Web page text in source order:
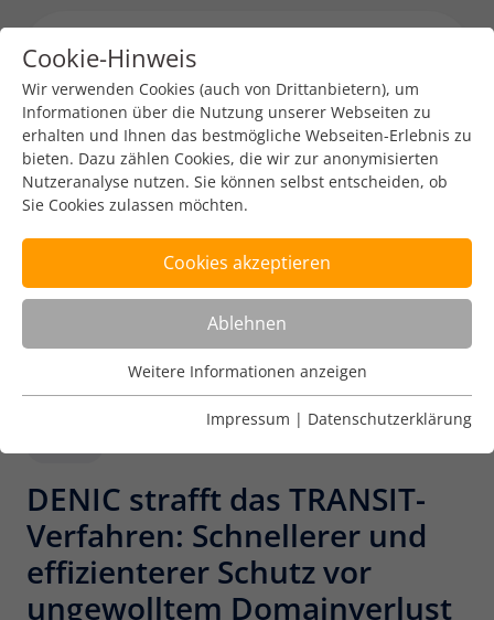
DENIC strafft das TRANSIT-
Verfahren: Schnellerer und
effizienterer Schutz vor
ungewolltem Domainverlust
Cookie-Hinweis
Wir verwenden Cookies (auch von Drittanbietern), um
Informationen über die Nutzung unserer Webseiten zu
erhalten und Ihnen das bestmögliche Webseiten-Erlebnis zu
bieten. Dazu zählen Cookies, die wir zur anonymisierten
Nutzeranalyse nutzen. Sie können selbst entscheiden, ob
Sie Cookies zulassen möchten.
Cookies akzeptieren
Ablehnen
Nutzungsanalyse
Cookies zur Nutzungsanalyse ermöglichen es uns zu
Anbieter Matomo
Laufzeit 6 Monate
Weitere Informationen anzeigen
Impressum | Datenschutzerklärung